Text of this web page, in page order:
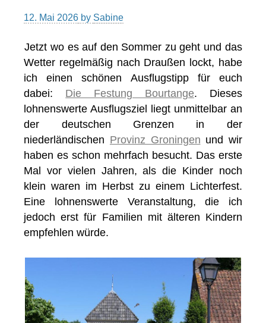
12. Mai 2026 by Sabine
Jetzt wo es auf den Sommer zu geht und das
Wetter regelmäßig nach Draußen lockt, habe
ich einen schönen Ausflugstipp für euch
dabei: Die Festung Bourtange. Dieses
lohnenswerte Ausflugsziel liegt unmittelbar an
der deutschen Grenzen in der
niederländischen Provinz Groningen und wir
haben es schon mehrfach besucht. Das erste
Mal vor vielen Jahren, als die Kinder noch
klein waren im Herbst zu einem Lichterfest.
Eine lohnenswerte Veranstaltung, die ich
jedoch erst für Familien mit älteren Kindern
empfehlen würde.